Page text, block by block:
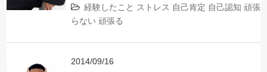
経験したこと ストレス 自己肯定 自己認知 頑張
らない 頑張る
2014/09/16